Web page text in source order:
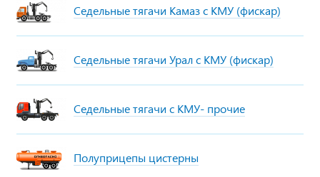
Седельные тягачи Камаз с КМУ (фискар)
Седельные тягачи Урал с КМУ (фискар)
Седельные тягачи с КМУ- прочие
Полуприцепы цистерны